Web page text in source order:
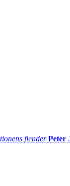
fiender Peter